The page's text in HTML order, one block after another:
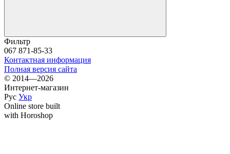
Фильтр
067 871-85-33
Контактная информация
Полная версия сайта
© 2014—2026
Интернет-магазин
Рус Укр
Online store built
with Horoshop